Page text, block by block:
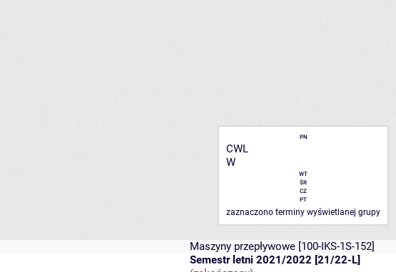
PN
CWL
W
WT
ŚR
CZ
PT
zaznaczono terminy wyświetlanej grupy
Maszyny przepływowe [100-IKS-1S-152]
Semestr letni 2021/2022 [21/22-L]